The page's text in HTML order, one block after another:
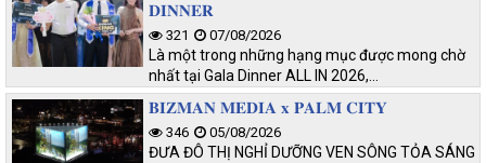
𝐃𝐈𝐍𝐍𝐄𝐑
321 07/08/2026
Là một trong những hạng mục được mong chờ
nhất tại Gala Dinner ALL IN 2026,…
𝐁𝐈𝐙𝐌𝐀𝐍 𝐌𝐄𝐃𝐈𝐀 𝐱 𝐏𝐀𝐋𝐌 𝐂𝐈𝐓𝐘
346 05/08/2026
ĐƯA ĐÔ THỊ NGHỈ DƯỠNG VEN SÔNG TỎA SÁNG